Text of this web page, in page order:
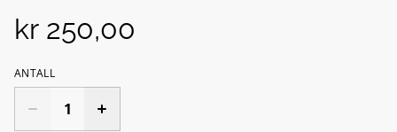
kr 250,00
ANTALL